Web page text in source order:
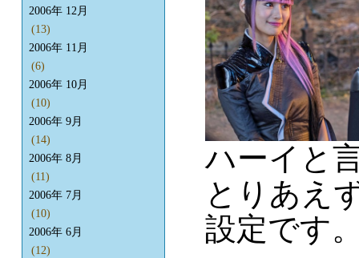
ハーイと
とりあえ
設定です
2006年 12月
(13)
2006年 11月
(6)
2006年 10月
(10)
2006年 9月
(14)
2006年 8月
(11)
2006年 7月
(10)
2006年 6月
(12)